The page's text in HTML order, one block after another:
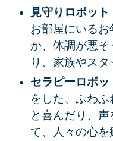
見守りロボッ
お部屋にいる
か、体調が悪
り、家族やスタ
セラピーロボ
をした、ふわ
と喜んだり、
て、人々の心